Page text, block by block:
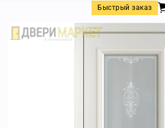
Быстрый заказ